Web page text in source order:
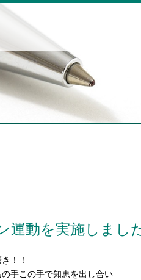
運動を実施しまし
！！
手この手で知恵を出し合い